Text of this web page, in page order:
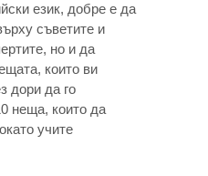
език, добре е да
съветите и
но и да
които ви
дори да го
неща, които да
учите